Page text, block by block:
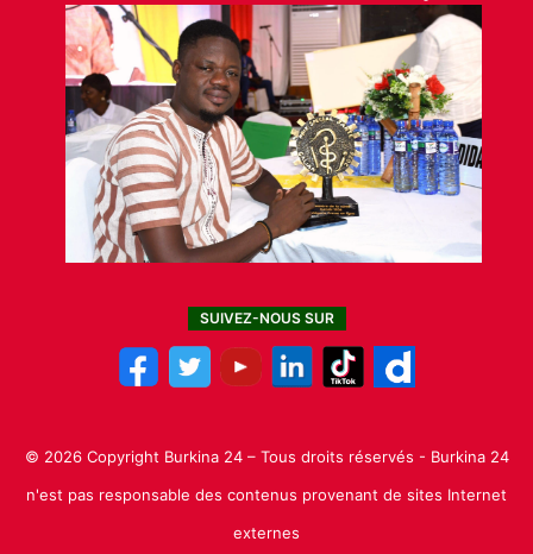
SUIVEZ-NOUS SUR
© 2026 Copyright Burkina 24 – Tous droits réservés - Burkina 24
n'est pas responsable des contenus provenant de sites Internet
externes